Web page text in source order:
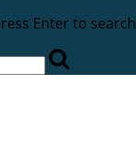
Enter to search